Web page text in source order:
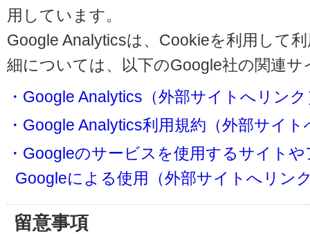
用しています。
Google Analyticsは、Cookieを利用して
細については、以下のGoogle社の関連
・Google Analytics（外部サイトへリンク
・Google Analytics利用規約（外部サイ
・Googleのサービスを使用するサイト
Googleによる使用（外部サイトへリン
留意事項